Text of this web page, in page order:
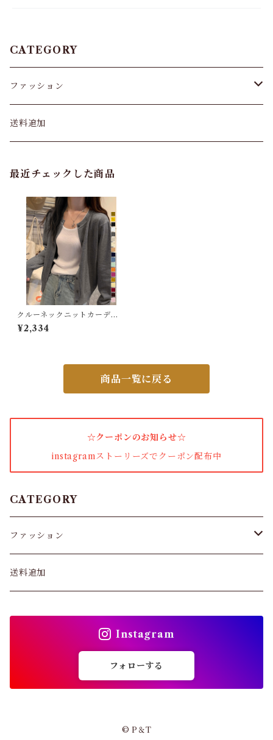
CATEGORY
ファッション
パンツ&スカート
バッグ
カーディガン
パンプス・サンダル
ワンピース・セットアップ
女性下着・靴下
着圧ソックス
ショーツ
ガードル・ウエストニッパー
送料追加
最近チェックした商品
クルーネックニットカーディ
ガン シンプル
¥2,334
商品一覧に戻る
☆クーポンのお知らせ☆
instagramストーリーズでクーポン配布中
CATEGORY
ファッション
パンツ&スカート
送料追加
Instagram
フォローする
© P＆T